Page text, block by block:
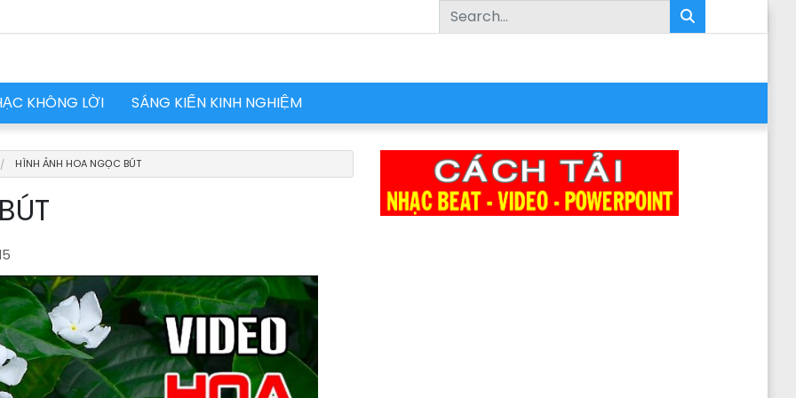
KHÔNG LỜI SÁNG KIẾN KINH NGHIỆM
HÌNH ẢNH HOA NGỌC BÚT